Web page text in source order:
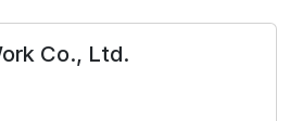
Co., Ltd.